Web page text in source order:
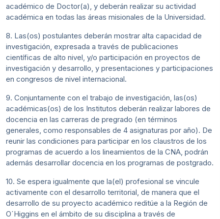
académico de Doctor(a), y deberán realizar su actividad
académica en todas las áreas misionales de la Universidad.
8. Las(os) postulantes deberán mostrar alta capacidad de
investigación, expresada a través de publicaciones
científicas de alto nivel, y/o participación en proyectos de
investigación y desarrollo, y presentaciones y participaciones
en congresos de nivel internacional.
9. Conjuntamente con el trabajo de investigación, las(os)
académicas(os) de los Institutos deberán realizar labores de
docencia en las carreras de pregrado (en términos
generales, como responsables de 4 asignaturas por año). De
reunir las condiciones para participar en los claustros de los
programas de acuerdo a los lineamientos de la CNA, podrán
además desarrollar docencia en los programas de postgrado.
10. Se espera igualmente que la(el) profesional se vincule
activamente con el desarrollo territorial, de manera que el
desarrollo de su proyecto académico reditúe a la Región de
O´Higgins en el ámbito de su disciplina a través de